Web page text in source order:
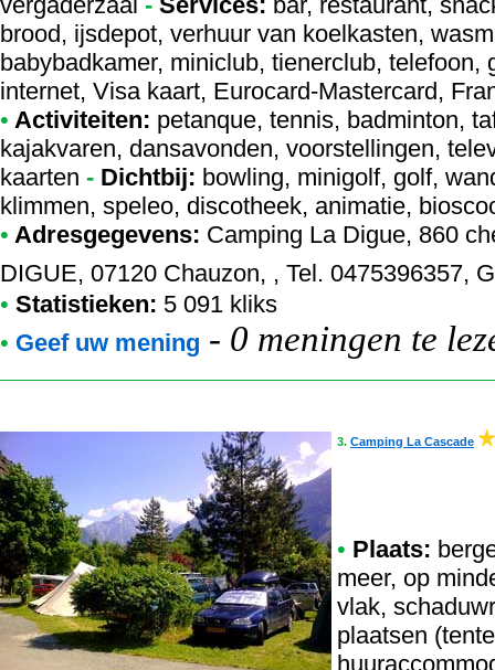
brood, ijsdepot, verhuur van koelkasten,
babybadkamer, miniclub, tienerclub,
internet, Visa kaart, Eurocard-Mastercard,
• Activiteiten: petanque, tennis, badminton,
kajakvaren, dansavonden, voorstellingen,
kaarten - Dichtbij: bowling, minigolf, golf,
klimmen, speleo, discotheek, animatie,
• Adresgegevens: Camping La Digue, 860
DIGUE, 07120 Chauzon, , Tel. 0475396357,
• Statistieken: 5 091 kliks
• Geef uw mening - 0 meningen te
3. Camping La Cascade
• Plaats:
meer, op
vlak,
plaatsen